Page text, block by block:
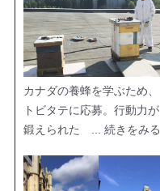
カナダの養蜂を学ぶため、
トビタテに応募。行動力が
鍛えられた ... 続きをみる